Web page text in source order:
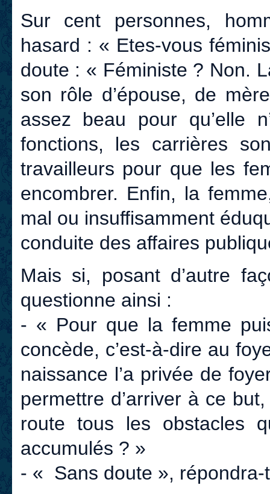
Sur cent personnes,
hasard : « Etes-vous
doute : « Féministe ? Non.
son rôle d’épouse, de
assez beau pour qu’elle
fonctions, les carrières
travailleurs pour que les
encombrer. Enfin, la
mal ou insuffisamment
conduite des affaires
Mais si, posant d’autre
questionne ainsi :
- « Pour que la femme
concède, c’est-à-dire au
naissance l’a privée de
permettre d’arriver à ce
route tous les obstacles
accumulés ? »
- « Sans doute », répondra-